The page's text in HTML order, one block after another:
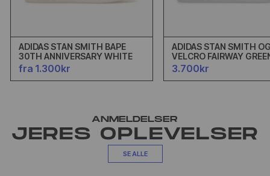
ADIDAS STAN SMITH BAPE
30TH ANNIVERSARY WHITE
fra 1.300kr
ADIDAS STAN SMITH
VELCRO FAIRWAY
3.700kr
ANMELDELSER
JERES OPLEVELSER
SE ALLE